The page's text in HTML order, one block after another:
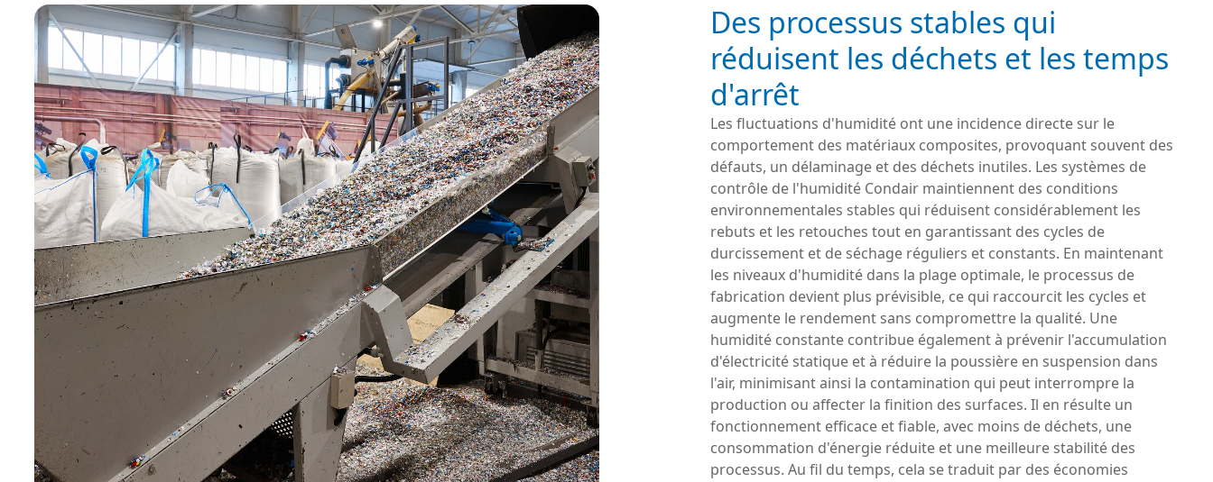
Des processus stables qui
réduisent les déchets et les temps
d'arrêt
Les fluctuations d'humidité ont une incidence directe sur le
comportement des matériaux composites, provoquant souvent des
défauts, un délaminage et des déchets inutiles. Les systèmes de
contrôle de l'humidité Condair maintiennent des conditions
environnementales stables qui réduisent considérablement les
rebuts et les retouches tout en garantissant des cycles de
durcissement et de séchage réguliers et constants. En maintenant
les niveaux d'humidité dans la plage optimale, le processus de
fabrication devient plus prévisible, ce qui raccourcit les cycles et
augmente le rendement sans compromettre la qualité. Une
humidité constante contribue également à prévenir l'accumulation
d'électricité statique et à réduire la poussière en suspension dans
l'air, minimisant ainsi la contamination qui peut interrompre la
production ou affecter la finition des surfaces. Il en résulte un
fonctionnement efficace et fiable, avec moins de déchets, une
consommation d'énergie réduite et une meilleure stabilité des
processus. Au fil du temps, cela se traduit par des économies